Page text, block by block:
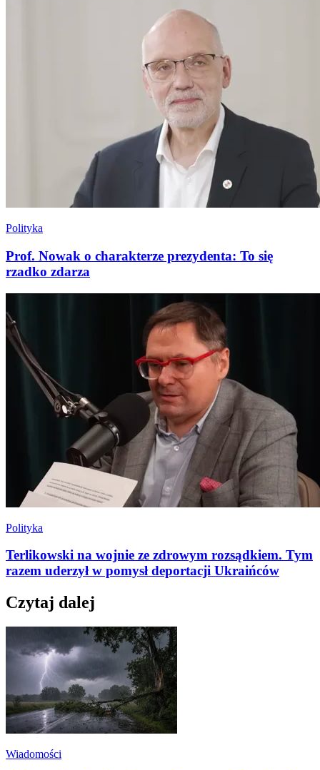
Polityka
Prof. Nowak o charakterze prezydenta: To się
rzadko zdarza
Polityka
Terlikowski na wojnie ze zdrowym rozsądkiem. Tym
razem uderzył w pomysł deportacji Ukraińców
Czytaj dalej
Wiadomości